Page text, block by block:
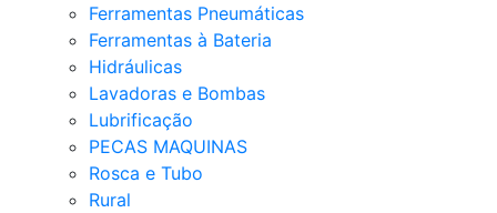
Ferramentas Pneumáticas
Ferramentas à Bateria
Hidráulicas
Lavadoras e Bombas
Lubrificação
PECAS MAQUINAS
Rosca e Tubo
Rural